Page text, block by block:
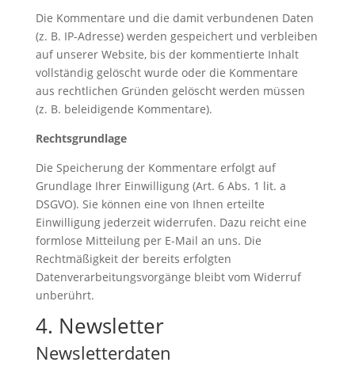
Die Kommentare und die damit verbundenen Daten
(z. B. IP-Adresse) werden gespeichert und verbleiben
auf unserer Website, bis der kommentierte Inhalt
vollständig gelöscht wurde oder die Kommentare
aus rechtlichen Gründen gelöscht werden müssen
(z. B. beleidigende Kommentare).
Rechtsgrundlage
Die Speicherung der Kommentare erfolgt auf
Grundlage Ihrer Einwilligung (Art. 6 Abs. 1 lit. a
DSGVO). Sie können eine von Ihnen erteilte
Einwilligung jederzeit widerrufen. Dazu reicht eine
formlose Mitteilung per E-Mail an uns. Die
Rechtmäßigkeit der bereits erfolgten
Datenverarbeitungsvorgänge bleibt vom Widerruf
unberührt.
4. Newsletter
Newsletterdaten